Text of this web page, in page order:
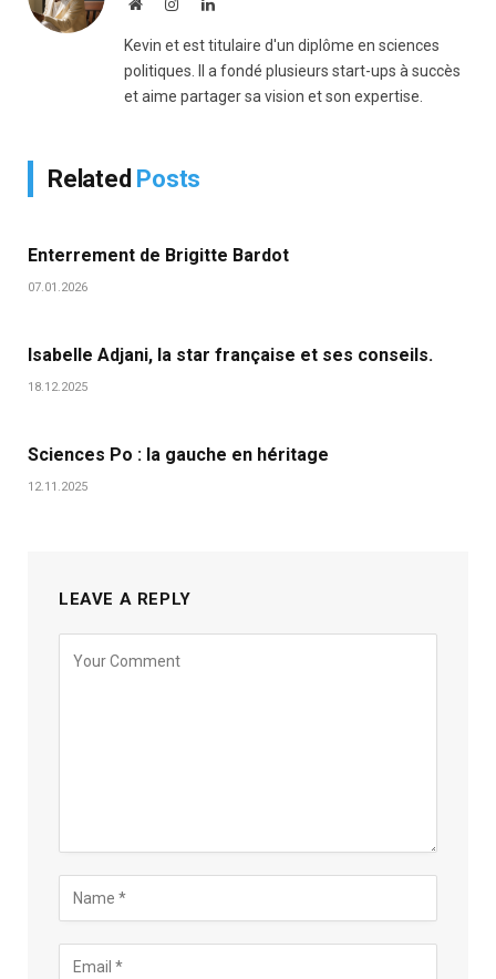
Kevin et est titulaire d'un diplôme en sciences
politiques. Il a fondé plusieurs start-ups à succès
et aime partager sa vision et son expertise.
Related Posts
Enterrement de Brigitte Bardot
07.01.2026
Isabelle Adjani, la star française et ses conseils.
18.12.2025
Sciences Po : la gauche en héritage
12.11.2025
LEAVE A REPLY